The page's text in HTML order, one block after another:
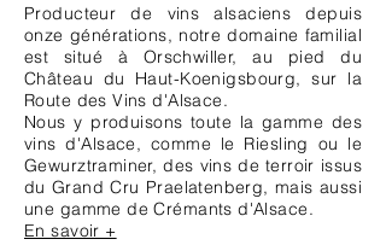
Producteur de vins alsaciens depuis
onze générations, notre domaine familial
est situé à Orschwiller, au pied du
Château du Haut-Koenigsbourg, sur la
Route des Vins d'Alsace.
Nous y produisons toute la gamme des
vins d'Alsace, comme le Riesling ou le
Gewurztraminer, des vins de terroir issus
du Grand Cru Praelatenberg, mais aussi
une gamme de Crémants d'Alsace.
En savoir +